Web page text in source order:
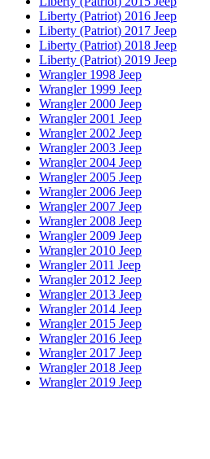
Liberty (Patriot) 2016 Jeep
Liberty (Patriot) 2017 Jeep
Liberty (Patriot) 2018 Jeep
Liberty (Patriot) 2019 Jeep
Wrangler 1998 Jeep
Wrangler 1999 Jeep
Wrangler 2000 Jeep
Wrangler 2001 Jeep
Wrangler 2002 Jeep
Wrangler 2003 Jeep
Wrangler 2004 Jeep
Wrangler 2005 Jeep
Wrangler 2006 Jeep
Wrangler 2007 Jeep
Wrangler 2008 Jeep
Wrangler 2009 Jeep
Wrangler 2010 Jeep
Wrangler 2011 Jeep
Wrangler 2012 Jeep
Wrangler 2013 Jeep
Wrangler 2014 Jeep
Wrangler 2015 Jeep
Wrangler 2016 Jeep
Wrangler 2017 Jeep
Wrangler 2018 Jeep
Wrangler 2019 Jeep